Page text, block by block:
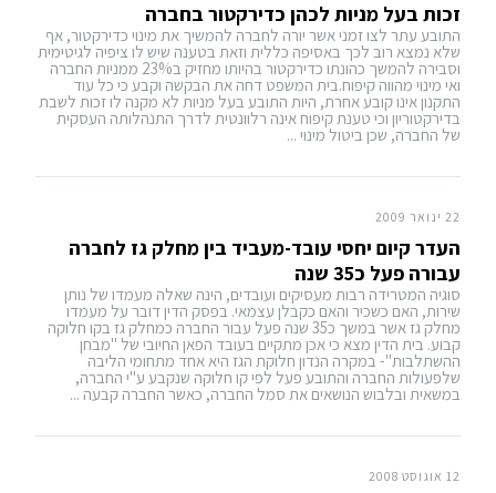
זכות בעל מניות לכהן כדירקטור בחברה
התובע עתר לצו זמני אשר יורה לחברה להמשיך את מינוי כדירקטור, אף
שלא נמצא רוב לכך באסיפה כללית וזאת בטענה שיש לו ציפיה לגיטימית
וסבירה להמשך כהונתו כדירקטור בהיותו מחזיק ב23% ממניות החברה
ואי מינוי מהווה קיפוח.בית המשפט דחה את הבקשה וקבע כי כל עוד
התקנון אינו קובע אחרת, היות התובע בעל מניות לא מקנה לו זכות לשבת
בדירקטוריון וכי טענת קיפוח אינה רלוונטית לדרך התנהלותה העסקית
של החברה, שכן ביטול מינוי ...
22 ינואר 2009
העדר קיום יחסי עובד-מעביד בין מחלק גז לחברה
עבורה פעל כ35 שנה
סוגיה המטרידה רבות מעסיקים ועובדים, הינה שאלה מעמדו של נותן
שירות, האם כשכיר והאם כקבלן עצמאי. בפסק הדין דובר על מעמדו
מחלק גז אשר במשך כ35 שנה פעל עבור החברה כמחלק גז בקו חלוקה
קבוע. בית הדין מצא כי אכן מתקיים בעובד הפאן החיובי של "מבחן
ההשתלבות"- במקרה הנדון חלוקת הגז היא אחד מתחומי הליבה
שלפעולות החברה והתובע פעל לפי קו חלוקה שנקבע ע"י החברה,
במשאית ובלבוש הנושאים את סמל החברה, כאשר החברה קבעה ...
12 אוגוסט 2008